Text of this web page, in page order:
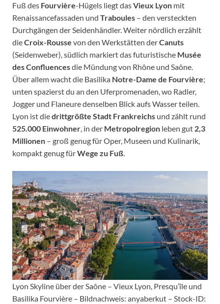
Fuß des Fourvière-Hügels liegt dasVieux Lyon mit
Renaissancefassaden und Traboules – den versteckten
Durchgängen der Seidenhändler. Weiter nördlich erzählt
dieCroix-Rousse von den Werkstätten derCanuts
(Seidenweber), südlich markiert das futuristische Musée
des Confluencesdie Mündung von Rhône und Saône.
Über allem wacht die Basilika Notre-Dame de Fourvière;
unten spazierst du an den Uferpromenaden, wo Radler,
Jogger und Flaneure denselben Blick aufs Wasser teilen.
Lyon ist diedrittgrößte Stadt Frankreichs und zählt rund
525.000 Einwohner, in der Metropolregion leben gut 2,3
Millionen – groß genug für Oper, Museen und Kulinarik,
kompakt genug fürWege zu Fuß.
Lyon Skyline über der Saône – Vieux Lyon, Presqu’île und
Basilika Fourvière – Bildnachweis: anyaberkut – Stock-ID: